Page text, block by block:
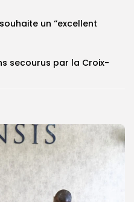
un ‘’excellent
secourus par la Croix-